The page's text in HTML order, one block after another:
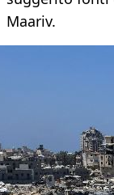
Maariv.